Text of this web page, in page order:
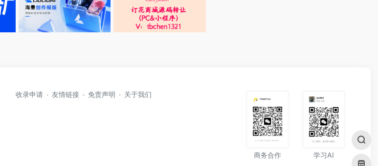
收录申请 友情链接 免责声明 关于我们
商务合作 学习AI